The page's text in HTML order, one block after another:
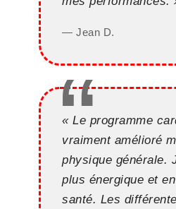
— Jean D.
« Le programme
vraiment amélioré
physique générale.
plus énergique et
santé. Les